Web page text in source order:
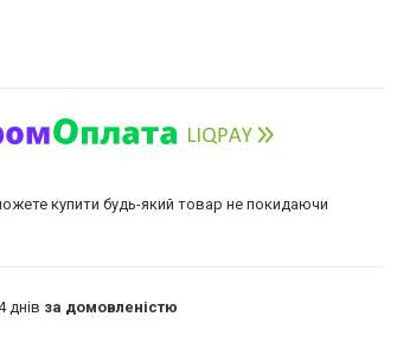
купити будь-який товар не покидаючи
днів за домовленістю